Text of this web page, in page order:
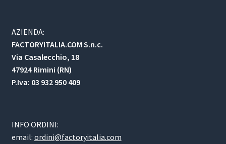
AZIENDA:
FACTORYITALIA.COM S.n.c.
Via Casalecchio, 18
47924 Rimini (RN)
P.Iva: 03 932 950 409
INFO ORDINI:
email: ordini@factoryitalia.com